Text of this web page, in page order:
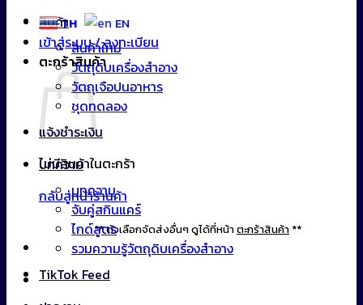
TH EN
เข้าสู่ระบบ / ลงทะเบียน
ตะกร้าสินค้า
ไม่มีสินค้าในตะกร้า
กลับสู่หน้าร้านค้า
** ตัวเลือกจัดส่งอื่นๆ ดูได้ที่หน้าตะกร้าสินค้า **
สินค้า
สินค้าใหม่
วัตถุดิบเครื่องสำอาง
วัตถุเจือปนอาหาร
ชุดทดลอง
แจ้งชำระเงิน
บทความ
บทความ
จับคู่สกินแคร์
ไกด์สูตร
รวมความรู้วัตถุดิบเครื่องสำอาง
TikTok Feed